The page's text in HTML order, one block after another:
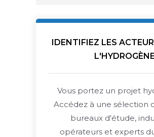
IDENTIFIEZ LES
L'HYDROGÈNE
Vous portez un projet
Accédez à une sélection
bureaux d'étude,
opérateurs et experts